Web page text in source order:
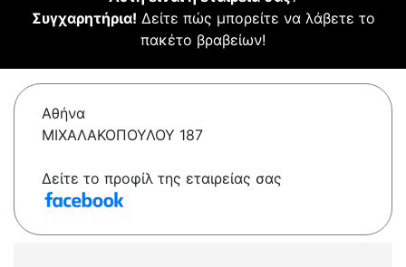
Συγχαρητήρια! Δείτε πώς μπορείτε να λάβετε το
πακέτο βραβείων!
Αθήνα
ΜΙΧΑΛΑΚΟΠΟΥΛΟΥ 187
Δείτε το προφίλ της εταιρείας σας